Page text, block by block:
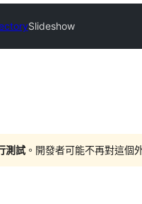
Slideshow
測試 。開發者可能不再對這個